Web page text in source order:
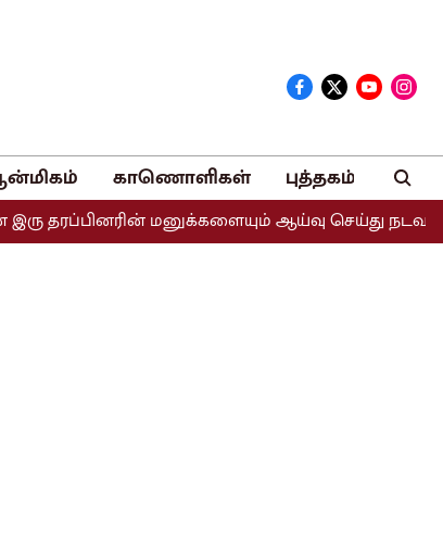
காணொளிகள் புத்தகம்
மனுக்களையும் ஆய்வு செய்து நடவடிக்கை